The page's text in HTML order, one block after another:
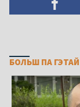
БОЛЬШ ПА